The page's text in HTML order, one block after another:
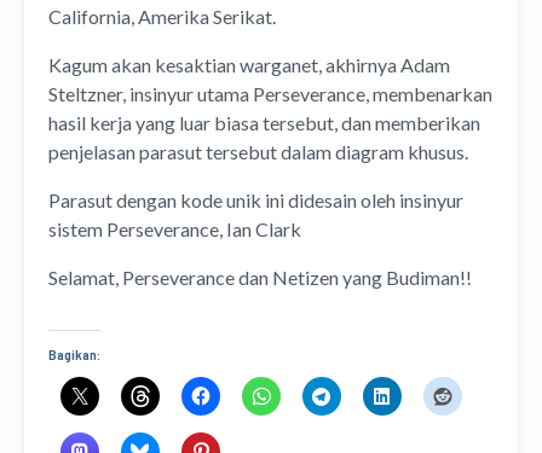
California, Amerika Serikat.
Kagum akan kesaktian warganet, akhirnya Adam
Steltzner, insinyur utama Perseverance, membenarkan
hasil kerja yang luar biasa tersebut, dan memberikan
penjelasan parasut tersebut dalam diagram khusus.
Parasut dengan kode unik ini didesain oleh insinyur
sistem Perseverance, Ian Clark
Selamat, Perseverance dan Netizen yang Budiman!!
Bagikan: